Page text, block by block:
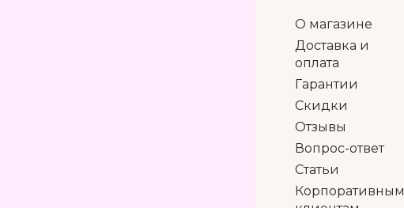
О магазине
Доставка и
оплата
Гарантии
Скидки
Отзывы
Вопрос-ответ
Статьи
Корпоративным